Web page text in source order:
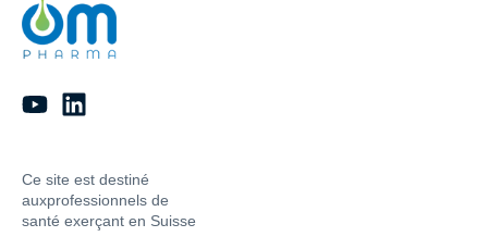
Ce site est destiné
auxprofessionnels de
santé exerçant en Suisse